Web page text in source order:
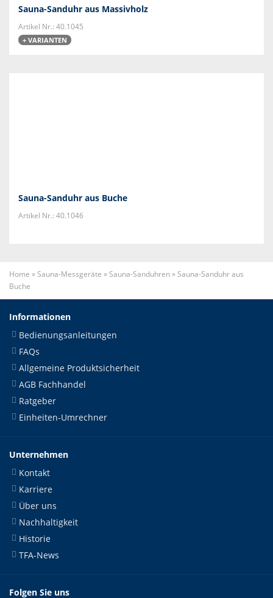
Sauna-Sanduhr aus Massivholz
Artikel Nr.: 40.1045
+ VARIANTEN
Sauna-Sanduhr aus Buche
Artikel Nr.: 40.1046
Home »Sauna-Messgeräte »Sauna-Sanduhren»Sauna-Sanduhr aus
Buche
Informationen
Bedienungsanleitungen
FAQs
Allgemeine Produktsicherheit
AGB Fachhandel
Ratgeber
Einheiten-Umrechner
Unternehmen
Kontakt
Karriere
Über uns
Nachhaltigkeit
Historie
TFA-News
Folgen Sie uns